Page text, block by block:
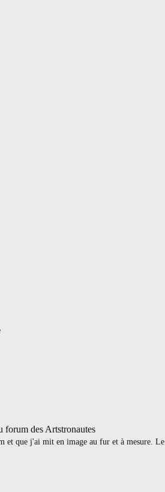
forum des Artstronautes
et que j'ai mit en image au fur et à mesure. Le